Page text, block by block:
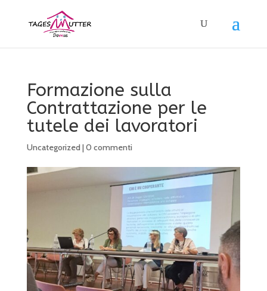
Formazione sulla
Contrattazione per le
tutele dei lavoratori
Uncategorized |0 commenti